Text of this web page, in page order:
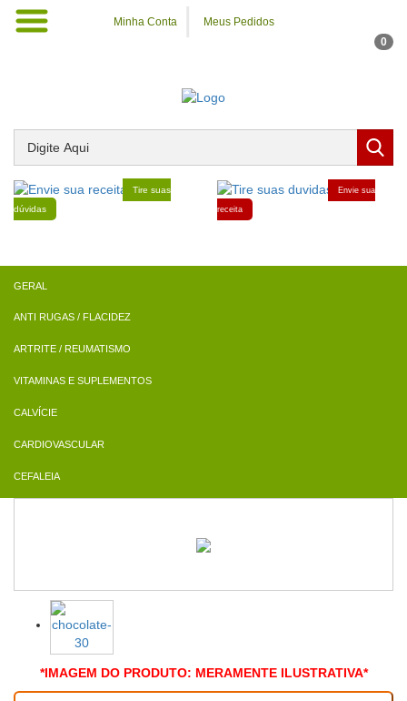
Minha Conta
Meus Pedidos
0
Tire suas
dúvidas
Envie sua
receita
ANTI RUGAS / FLACIDEZ
ARTRITE / REUMATISMO
VITAMINAS E SUPLEMENTOS
CALVÍCIE
CARDIOVASCULAR
CEFALEIA
*IMAGEM DO PRODUTO: MERAMENTE ILUSTRATIVA*